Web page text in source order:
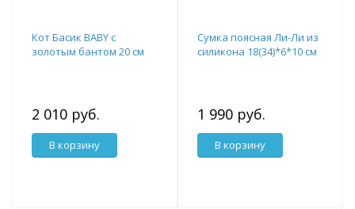
Кот Басик BABY с
золотым бантом 20 см
2 010 руб.
В корзину
Сумка поясная Ли-Ли из
силикона 18(34)*6*10 см
1 990 руб.
В корзину